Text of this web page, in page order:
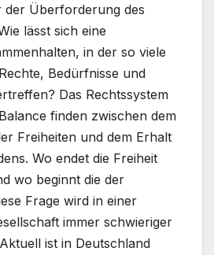
der Überforderung des
lässt sich eine
in der so viele
Bedürfnisse und
Das Rechtssystem
finden zwischen dem
Freiheiten und dem Erhalt
Wo endet die Freiheit
wo beginnt die der
Frage wird in einer
immer schwieriger
ist in Deutschland